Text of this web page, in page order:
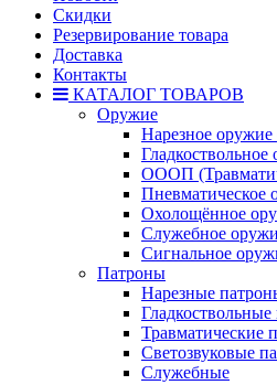
Скидки
Резервирование товара
Доставка
Контакты
КАТАЛОГ ТОВАРОВ
Оружие
Нарезное
Гладкоствольное
ОООП
Охолощённое
Служебное
Сигнальное
Патроны
Нарезные
Травматические
Светозвуковые
Служебные